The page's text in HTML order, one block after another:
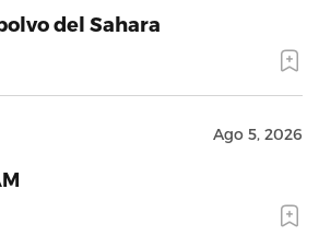
del Sahara
Ago 5, 2026